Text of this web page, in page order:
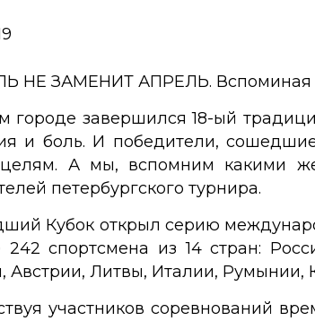
НЕ ЗАМЕНИТ АПРЕЛЬ. Вспоминая
городе завершился 18-ый
и боль. И победители,
А мы, вспомним какими
петербургского турнира.
Кубок открыл серию
242 спортсмена из 14 стран:
Австрии, Литвы, Италии, Румынии,
участников соревнований